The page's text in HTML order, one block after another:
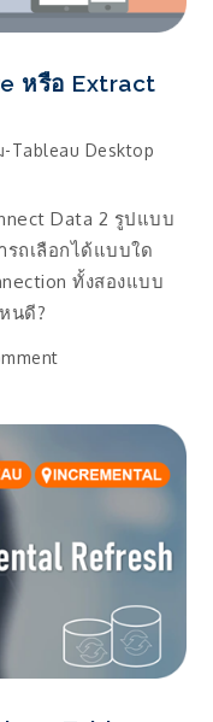
หรือ Extract
Tableau Desktop
Data 2 รูปแบบ
รถเลือกได้แบบใด
ทั้งสองแบบ
นดี?
on
แบบ
Extract
ไหน
ดี?